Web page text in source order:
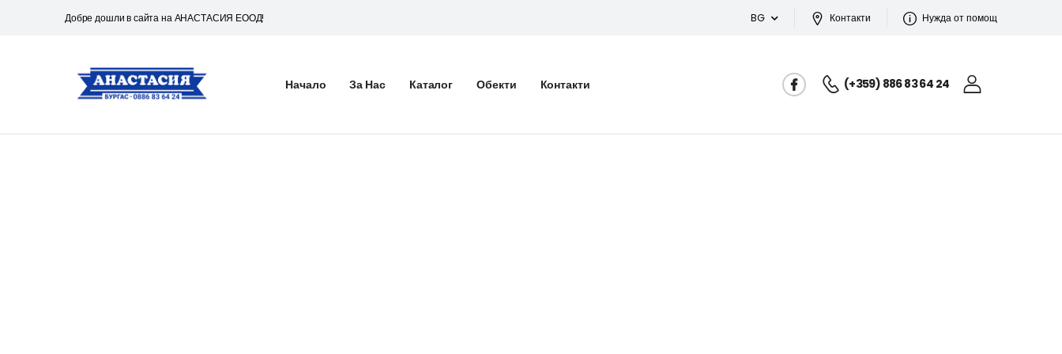
Добре дошли в сайта на АНАСТАСИЯ ЕООД! BG Контакти Нужда от помощ
Начало За Нас Каталог Обекти Контакти (+359) 886 83 64 24